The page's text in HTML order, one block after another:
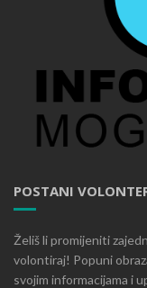
POSTANI
Želiš li promijeniti
volontiraj! Popuni
svojim informacijama i